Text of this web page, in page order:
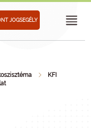
JOGSEGÉLY
KFI